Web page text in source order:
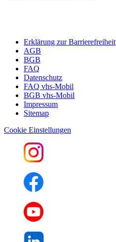
Erklärung zur Barrierefreiheit
AGB
BGB
FAQ
Datenschutz
FAQ vhs-Mobil
BGB vhs-Mobil
Impressum
Sitemap
Cookie Einstellungen